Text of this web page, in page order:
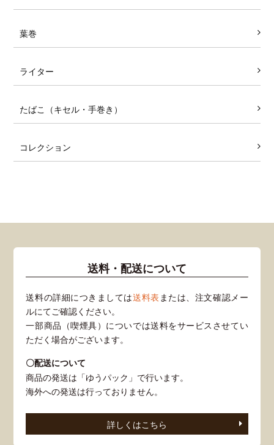
葉巻
ライター
たばこ（キセル・手巻き）
コレクション
送料・配送について
送料の詳細につきましては送料表または、注文確認メー
ルにてご確認ください。
一部商品（喫煙具）についでは送料をサービスさせてい
ただく場合がございます。
〇配送について
商品の発送は「ゆうパック」で行います。
海外への発送は行っておりません。
詳しくはこちら